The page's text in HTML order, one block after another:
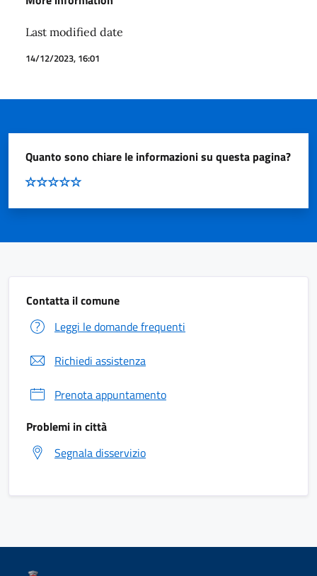
Last modified date
14/12/2023, 16:01
Quanto sono chiare le informazioni su questa pagina?
Contatta il comune
Leggi le domande frequenti
Richiedi assistenza
Prenota appuntamento
Problemi in città
Segnala disservizio